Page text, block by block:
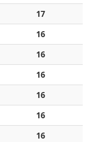
17
16
16
16
16
16
16